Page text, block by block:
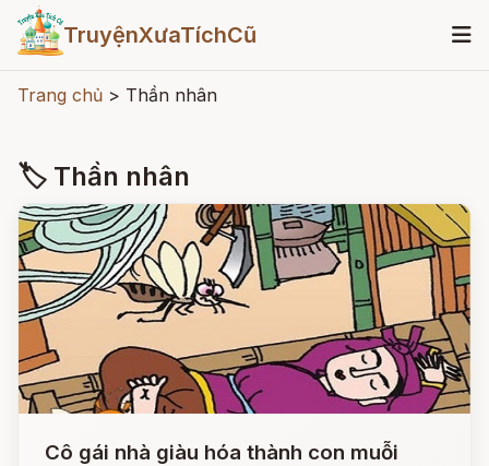
TruyệnXưaTíchCũ
Trang chủ > Thần nhân
🏷 Thần nhân
Cô gái nhà giàu hóa thành con muỗi